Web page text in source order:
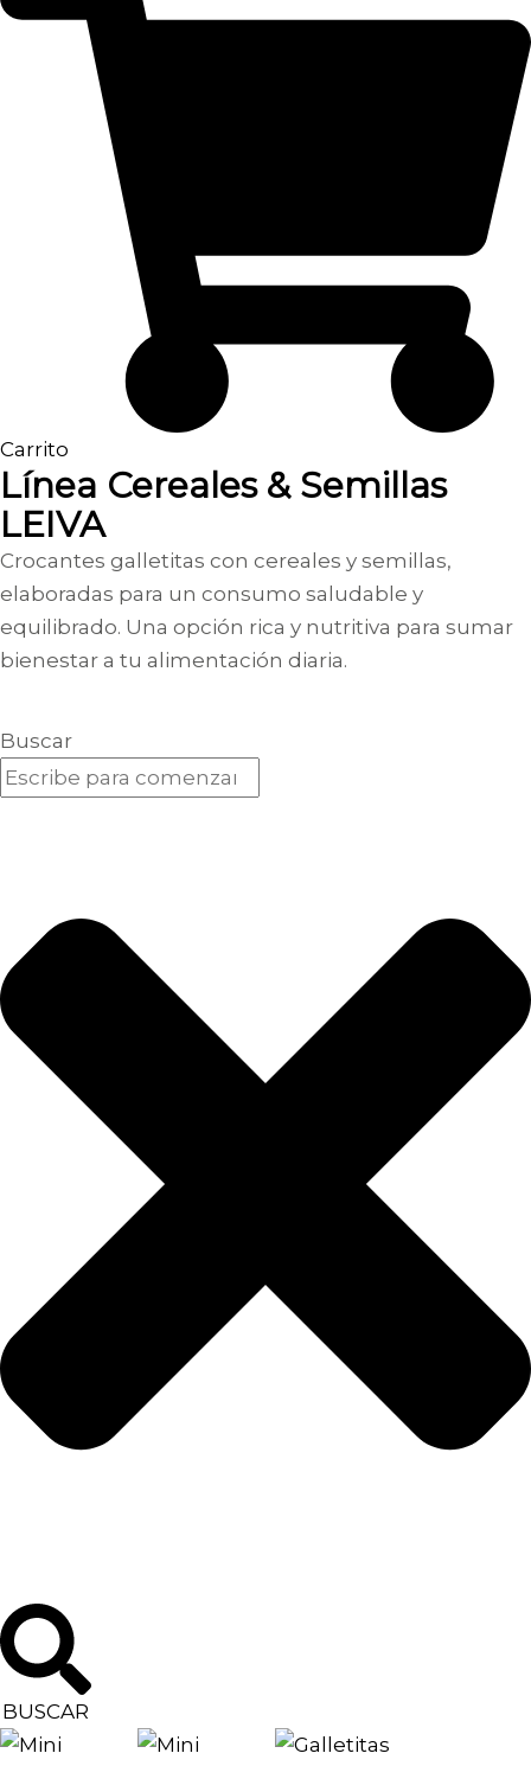
Carrito
Línea Cereales & Semillas
LEIVA
Crocantes galletitas con cereales y semillas,
elaboradas para un consumo saludable y
equilibrado. Una opción rica y nutritiva para sumar
bienestar a tu alimentación diaria.
Buscar
BUSCAR